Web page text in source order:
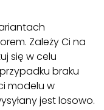
Zależy Ci na
się w celu
braku
modelu w
jest losowo.